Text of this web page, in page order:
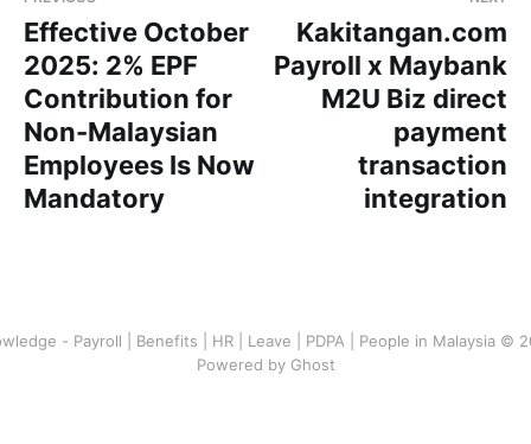
Effective October
2025: 2% EPF
Contribution for
Non-Malaysian
Employees Is Now
Mandatory
Kakitangan.com
Payroll x Maybank
M2U Biz direct
payment
transaction
integration
- Payroll | Benefits | HR | Leave | PDPA | People in Malaysia ©
Powered by Ghost